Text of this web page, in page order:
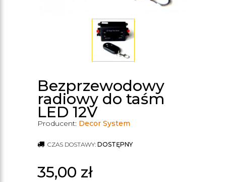
Bezprzewodowy
radiowy do taśm
LED 12V
Producent: Decor System
CZAS DOSTAWY: DOSTĘPNY
35,00 zł